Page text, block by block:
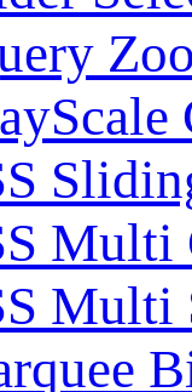
Multi
Multi